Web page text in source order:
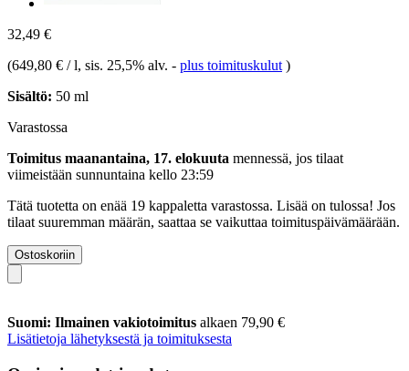
32,49 €
(649,80 € / l, sis. 25,5% alv. - plus toimituskulut )
Sisältö: 50 ml
Varastossa
Toimitus maanantaina, 17. elokuuta mennessä, jos tilaat
viimeistään sunnuntaina kello 23:59
Tätä tuotetta on enää 19 kappaletta varastossa. Lisää on tulossa! Jos
tilaat suuremman määrän, saattaa se vaikuttaa toimituspäivämäärään.
Ostoskoriin
Suomi: Ilmainen vakiotoimitus alkaen 79,90 €
Lisätietoja lähetyksestä ja toimituksesta